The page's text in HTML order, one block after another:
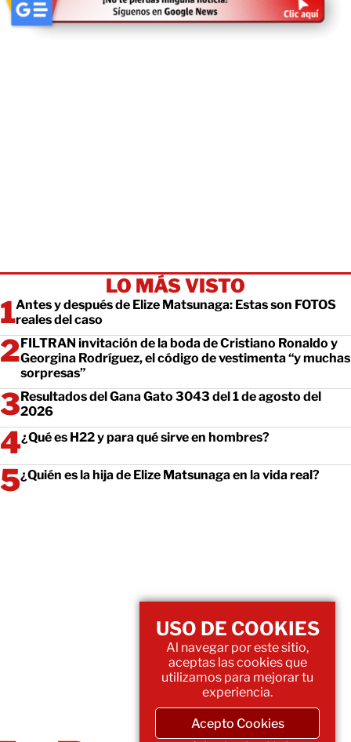
LO MÁS VISTO
Antes y después de Elize Matsunaga: Estas son FOTOS
reales del caso
FILTRAN invitación de la boda de Cristiano Ronaldo y
Georgina Rodríguez, el código de vestimenta “y muchas
sorpresas”
Resultados del Gana Gato 3043 del 1 de agosto del
2026
¿Qué es H22 y para qué sirve en hombres?
¿Quién es la hija de Elize Matsunaga en la vida real?
USO DE COOKIES
Al navegar por este sitio,
aceptas las cookies que
utilizamos para mejorar tu
experiencia.
Acepto Cookies